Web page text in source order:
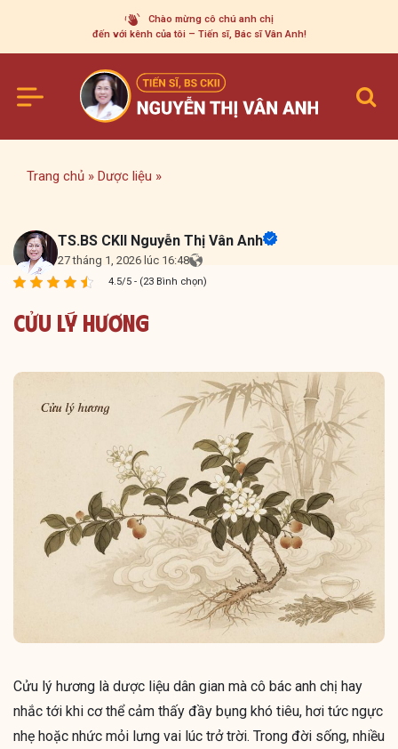
content
Chào mừng cô chú anh chị
đến với kênh của tôi – Tiến sĩ, Bác sĩ Vân Anh!
Trang chủ » Dược liệu »
TS.BS CKII Nguyễn Thị Vân Anh
27 tháng 1, 2026 lúc 16:48
4.5/5 - (23 Bình chọn)
Cửu Lý Hương
Cửu lý hương là dược liệu dân gian mà cô bác anh chị hay
nhắc tới khi cơ thể cảm thấy đầy bụng khó tiêu, hơi tức ngực
nhẹ hoặc nhức mỏi lưng vai lúc trở trời. Trong đời sống, nhiều